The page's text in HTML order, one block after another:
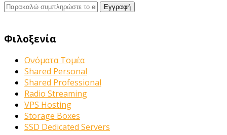
Φιλοξενία
Ονόματα Τομέα
Shared Personal
Shared Professional
Radio Streaming
VPS Hosting
Storage Boxes
SSD Dedicated Servers